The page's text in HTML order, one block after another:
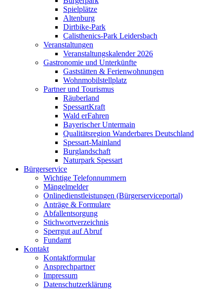
Spielplätze
Altenburg
Dirtbike-Park
Calisthenics-Park Leidersbach
Veranstaltungen
Veranstaltungskalender 2026
Gastronomie und Unterkünfte
Gaststätten & Ferienwohnungen
Wohnmobilstellplatz
Partner und Tourismus
Räuberland
SpessartKraft
Wald erFahren
Bayerischer Untermain
Qualitätsregion Wanderbares Deutschland
Spessart-Mainland
Burglandschaft
Naturpark Spessart
Bürgerservice
Wichtige Telefonnummern
Mängelmelder
Onlinedienstleistungen (Bürgerserviceportal)
Anträge & Formulare
Abfallentsorgung
Stichwortverzeichnis
Sperrgut auf Abruf
Fundamt
Kontakt
Kontaktformular
Ansprechpartner
Impressum
Datenschutzerklärung